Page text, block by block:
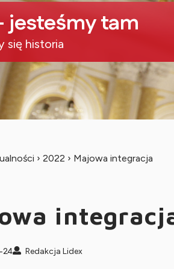
jesteśmy tam
się historia
› 2022 › Majowa integracja
24 Redakcja Lidex